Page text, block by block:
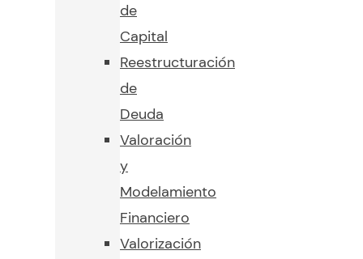
de
Capital
Reestructuración
de
Deuda
Valoración
y
Modelamiento
Financiero
Valorización